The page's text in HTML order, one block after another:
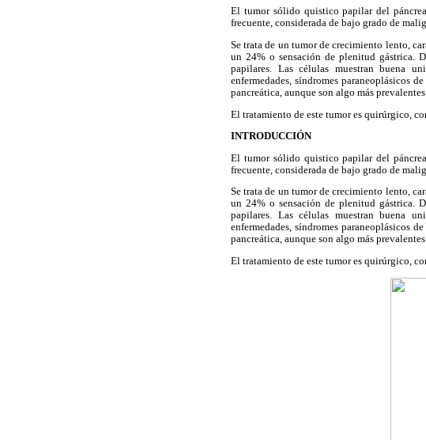
El tumor sólido quistico papilar del
frecuente, considerada de bajo grado de
Se trata de un tumor de crecimiento lento,
un 24% o sensación de plenitud gástrica.
papilares. Las células muestran buena
enfermedades, síndromes paraneoplásicos
pancreática, aunque son algo más
El tratamiento de este tumor es quirúrgico,
INTRODUCCIÓN
El tumor sólido quistico papilar del
frecuente, considerada de bajo grado de
Se trata de un tumor de crecimiento lento,
un 24% o sensación de plenitud gástrica.
papilares. Las células muestran buena
enfermedades, síndromes paraneoplásicos
pancreática, aunque son algo más
El tratamiento de este tumor es quirúrgico,